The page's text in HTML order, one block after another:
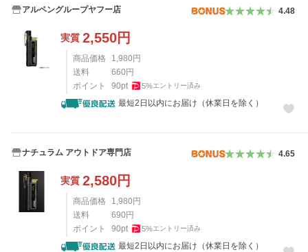
アルペングループヤフー店 4.48
実質 2,550円
商品価格 1,980 円
送料
660 円
ポイント
90pt 5%エントリー済み
最短2日以内にお届け（休業日を除く）
ナチュラム アウトドア専門店 4.65
実質 2,580円
商品価格 1,980 円
送料
690 円
ポイント
90pt 5%エントリー済み
最短2日以内にお届け（休業日を除く）